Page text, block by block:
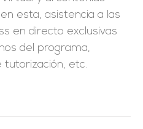
esta, asistencia a las
en directo exclusivas
del programa,
tutorización, etc.